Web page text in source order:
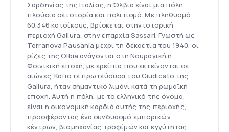
Σαρδηνίας της Ιταλίας, η Όλβια είναι μια πόλη
πλούσια σε ιστορία και πολιτισμό. Με πληθυσμό
60.346 κατοίκους, βρίσκεται στην ιστορική
περιοχή Gallura, στην επαρχία Sassari. Γνωστή ως
Terranova Pausania μέχρι τη δεκαετία του 1940, οι
ρίζες της Olbia ανάγονται στη Νουραγική ή
Φοινικική εποχή, με ερείπια που εκτείνονται σε
αιώνες. Κάποτε πρωτεύουσα του Giudicato της
Gallura, ήταν σημαντικό λιμάνι κατά τη ρωμαϊκή
εποχή. Αυτή η πόλη, με το ελληνικό της όνομα,
είναι η οικονομική καρδιά αυτής της περιοχής,
προσφέροντας ένα συνδυασμό εμπορικών
κέντρων, βιομηχανίας τροφίμων και εγγύτητας